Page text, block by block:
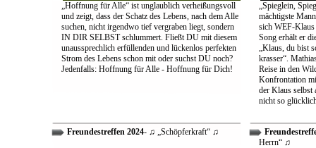
„Hoffnung für Alle“ ist unglaublich verheißungsvoll
und zeigt, dass der Schatz des Lebens, nach dem Alle
suchen, nicht irgendwo tief vergraben liegt, sondern
IN DIR SELBST schlummert. Fließt DU mit diesem
unaussprechlich erfüllenden und lückenlos perfekten
Strom des Lebens schon mit oder suchst DU noch?
Jedenfalls: Hoffnung für Alle - Hoffnung für Dich!
„Spieglein,
mächtigste
sich WEF-Klaus
Song erhält er
„Klaus, du bist
krasser“.
Reise in den
Konfrontation
der Klaus
nicht so
Freundestreffen 2024- ♫ „Schöpferkraft“ ♫
Herrn“ ♫